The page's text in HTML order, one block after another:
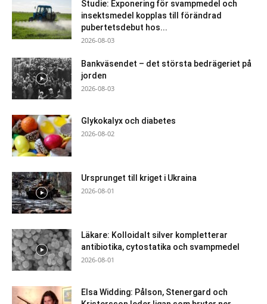
Studie: Exponering för svampmedel och
insektsmedel kopplas till förändrad
pubertetsdebut hos...
2026-08-03
Bankväsendet – det största bedrägeriet på
jorden
2026-08-03
Glykokalyx och diabetes
2026-08-02
Ursprunget till kriget i Ukraina
2026-08-01
Läkare: Kolloidalt silver kompletterar
antibiotika, cytostatika och svampmedel
2026-08-01
Elsa Widding: Pålson, Stenergard och